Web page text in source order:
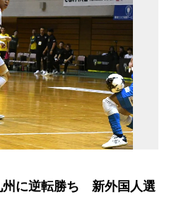
州に逆転勝ち 新外国人選